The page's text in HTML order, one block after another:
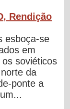
Rendição
esboça-se
em
soviéticos
da
ponte a